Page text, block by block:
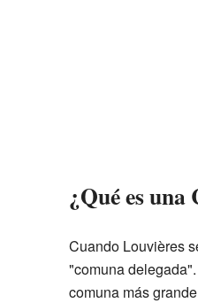
¿Qué es una
Cuando Louvières
"comuna
comuna más